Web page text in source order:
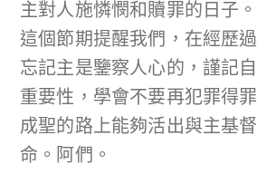
主對人施憐憫和贖罪的日子
這個節期提醒我們，在經歷
忘記主是鑒察人心的，謹記
重要性，學會不要再犯罪得
成聖的路上能夠活出與主基
命。阿們。